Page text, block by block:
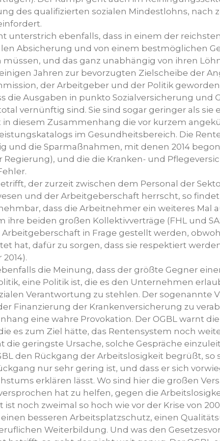
des qualifizierten sozialen Mindestlohns, nach
unterstrich ebenfalls, dass in einem der
Absicherung und von einem bestmöglichen
und das ganz unabhängig von ihren
Jahren zur bevorzugten Zielscheibe der
der Arbeitgeber und der Politik
die Ausgaben in punkto Sozialversicherung und
vernünftig sind. Sie sind sogar geringer als sie
in diesem Zusammenhang die vor kurzem
im Gesundheitsbereich. Die
und die Sparmaßnahmen, mit denen 2014
Regierung), und die die Kranken- und
der zurzeit zwischen dem Personal der
und der Arbeitgeberschaft herrscht, so findet
dass die Arbeitnehmer ein weiteres Mal
ihre beiden großen Kollektivverträge (FHL und
in Frage gestellt werden,
hat, dafür zu sorgen, dass sie respektiert
die Meinung, dass der größte Gegner
eine Politik ist, die es den Unternehmen
Verantwortung zu stehlen. Der sogenannte
Finanzierung der Krankenversicherung zu
eine wahre Provokation. Der OGBL warnt
es zum Ziel hätte, das Rentensystem noch
die geringste Ursache, solche Gespräche
den Rückgang der Arbeitslosigkeit begrüßt, so
nur sehr gering ist, und dass er sich
erklären lässt. Wo sind hier die großen
hat zu helfen, gegen die
noch zweimal so hoch wie vor der Krise von
besseren Arbeitsplatzschutz, einen
Weiterbildung. Und was den